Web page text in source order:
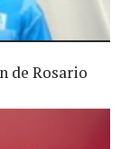
de Rosario